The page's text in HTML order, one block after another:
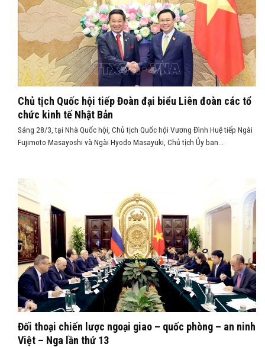
Chủ tịch Quốc hội tiếp Đoàn đại biểu Liên đoàn các tổ
chức kinh tế Nhật Bản
Sáng 28/3, tại Nhà Quốc hội, Chủ tịch Quốc hội Vương Đình Huệ tiếp Ngài
Fujimoto Masayoshi và Ngài Hyodo Masayuki, Chủ tịch Ủy ban...
Đối thoại chiến lược ngoại giao – quốc phòng – an ninh
Việt – Nga lần thứ 13